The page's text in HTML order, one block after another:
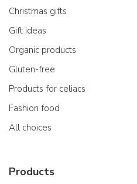
Christmas gifts
Gift ideas
Organic products
Gluten-free
Products for celiacs
Fashion food
All choices
Products